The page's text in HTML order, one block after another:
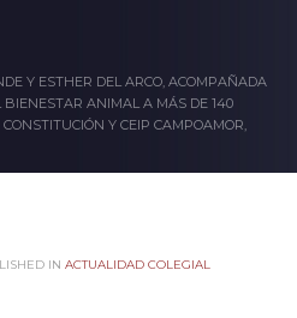
Y ESTHER DEL ARCO, ACOMPAÑADA
BIENESTAR ANIMAL A MÁS DE 140
Y CEIP CAMPOAMOR,
IN ACTUALIDAD COLEGIAL